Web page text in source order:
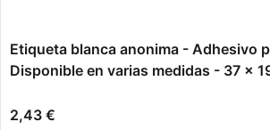
Etiqueta blanca anonima - Adhesivo
Disponible en varias medidas - 37 x
2,43 €